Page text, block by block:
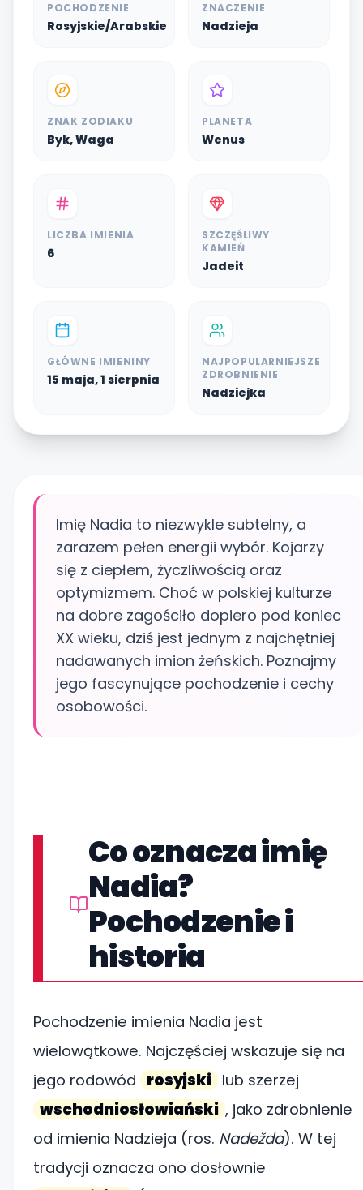
POCHODZENIE
Rosyjskie/Arabskie
ZNACZENIE
Nadzieja
ZNAK ZODIAKU
Byk, Waga
PLANETA
Wenus
LICZBA IMIENIA
6
SZCZĘŚLIWY
KAMIEŃ
Jadeit
GŁÓWNE IMIENINY
15 maja, 1 sierpnia
NAJPOPULARNIEJSZE
ZDROBNIENIE
Nadziejka
Imię Nadia to niezwykle subtelny, a
zarazem pełen energii wybór. Kojarzy
się z ciepłem, życzliwością oraz
optymizmem. Choć w polskiej kulturze
na dobre zagościło dopiero pod koniec
XX wieku, dziś jest jednym z najchętniej
nadawanych imion żeńskich. Poznajmy
jego fascynujące pochodzenie i cechy
osobowości.
Co oznacza imię
Nadia?
Pochodzenie i
historia
Pochodzenie imienia Nadia jest
wielowątkowe. Najczęściej wskazuje się na
jego rodowód rosyjski lub szerzej
wschodniosłowiański , jako zdrobnienie
od imienia Nadzieja (ros. Nadežda). W tej
tradycji oznacza ono dosłownie